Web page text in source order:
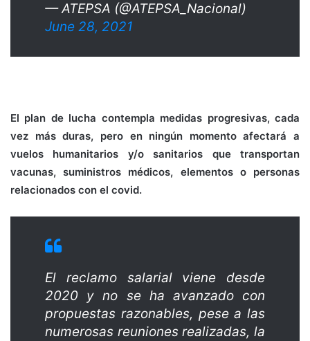
— ATEPSA (@ATEPSA_Nacional)
June 28, 2021
El plan de lucha contempla medidas progresivas, cada
vez más duras, pero en ningún momento afectará a
vuelos humanitarios y/o sanitarios que transportan
vacunas, suministros médicos, elementos o personas
relacionados con el covid.
El reclamo salarial viene desde
2020 y no se ha avanzado con
propuestas razonables, pese a las
numerosas reuniones realizadas, la